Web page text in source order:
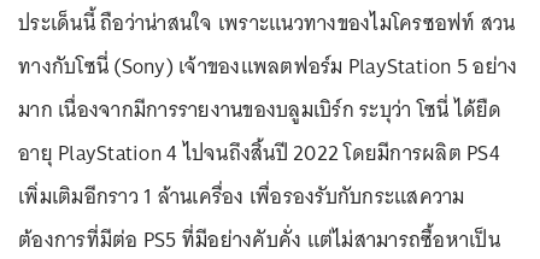
ประเด็นนี้ ถือว่าน่าสนใจ เพราะแนวทางของไมโครซอฟท์ สวน
ทางกับโซนี่ (Sony) เจ้าของแพลตฟอร์ม PlayStation 5 อย่าง
มาก เนื่องจากมีการรายงานของบลูมเบิร์ก ระบุว่า โซนี่ ได้ยืด
อายุ PlayStation 4 ไปจนถึงสิ้นปี 2022 โดยมีการผลิต PS4
เพิ่มเติมอีกราว 1 ล้านเครื่อง เพื่อรองรับกับกระแสความ
ต้องการที่มีต่อ PS5 ที่มีอย่างคับคั่ง แต่ไม่สามารถซื้อหาเป็น